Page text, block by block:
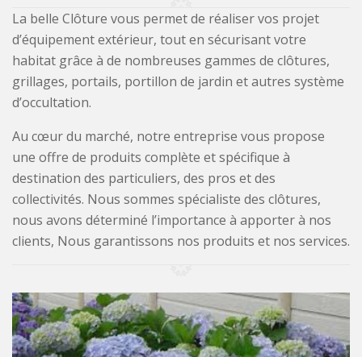
La belle Clôture vous permet de réaliser vos projet
d’équipement extérieur, tout en sécurisant votre
habitat grâce à de nombreuses gammes de clôtures,
grillages, portails, portillon de jardin et autres système
d’occultation.
Au cœur du marché, notre entreprise vous propose
une offre de produits complète et spécifique à
destination des particuliers, des pros et des
collectivités. Nous sommes spécialiste des clôtures,
nous avons déterminé l’importance à apporter à nos
clients, Nous garantissons nos produits et nos services.